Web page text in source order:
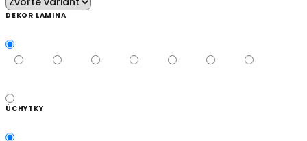
DEKOR LAMINA
ÚCHYTKY